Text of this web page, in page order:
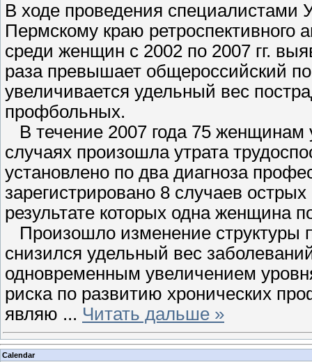
В ходе проведения специалистами
Пермскому краю ретроспективного
среди женщин с 2002 по 2007 гг.
раза превышает общероссийский
увеличивается удельный вес
профбольных.
В течение 2007 года 75 женщинам
случаях произошла утрата
установлено по два диагноза
зарегистрировано 8 случаев
результате которых одна женщина
Произошло изменение
снизился удельный вес
одновременным увеличением
риска по развитию хронических
являю ... Читать дальше »
Calendar